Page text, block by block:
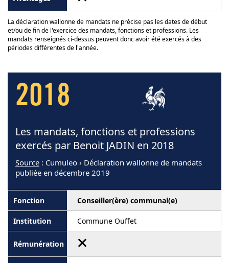
La déclaration wallonne de mandats ne précise pas les dates de début
et/ou de fin de l'exercice des mandats, fonctions et professions. Les
mandats renseignés ci-dessus peuvent donc avoir été exercés à des
périodes différentes de l'année.
2018
Les mandats, fonctions et professions
exercés par Benoit JADIN en 2018
Source : Cumuleo › Déclaration wallonne de mandats
publiée en décembre 2019
Conseiller(ère) communal(e)
Commune Ouffet